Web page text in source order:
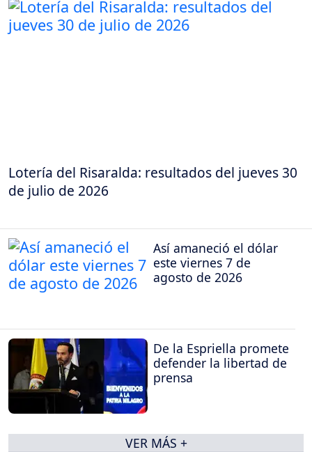
Lotería del Risaralda: resultados del jueves 30
de julio de 2026
Así amaneció el dólar
este viernes 7 de
agosto de 2026
De la Espriella promete
defender la libertad de
prensa
VER MÁS +